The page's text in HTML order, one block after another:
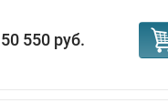
50 550 руб.